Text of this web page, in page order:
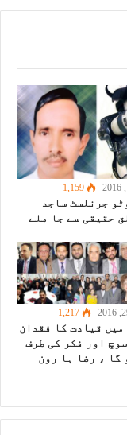
1,159
جرنلسٹ ساجد
حقیقی سے جا ملے
1,217
میں قیادت کا فقدان
اور فکر کی طرف
گا ، رضا ہا رون